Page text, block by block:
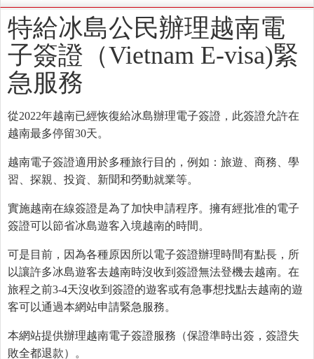
週末緊急電子簽證
查詢簽證狀態
特給冰島公民辦理越南電
子簽證（Vietnam E-visa)緊
急服務
從2022年越南已經恢復給冰島辦理電子簽證，此簽證允許在
越南最多停留30天。
越南電子簽證適用於多種旅行目的，例如：旅遊、商務、學
習、探親、投資、新聞和勞動就業等。
實施越南在線簽證是為了加快申請程序。擁有經批准的電子
簽證可以節省冰島遊客入境越南的時間。
可是目前，因為各種原因所以電子簽證辦理時間有點長，所
以讓許多冰島遊客去越南時沒收到簽證無法登機去越南。在
旅程之前3-4天沒收到簽證的遊客或有急事想找點去越南的遊
客可以通過本網站申請緊急服務。
本網站提供辦理越南電子簽證服務（保證準時出簽，簽證失
敗全都退款）。